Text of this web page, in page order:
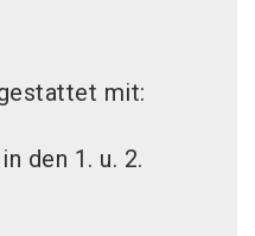
mit:
den 1. u. 2.